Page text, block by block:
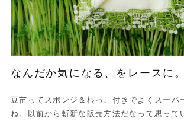
なんだか気になる、をレースに。
豆苗ってスポンジ＆根っこ付きでよくスーパ
ね。以前から斬新な販売方法だなって思って